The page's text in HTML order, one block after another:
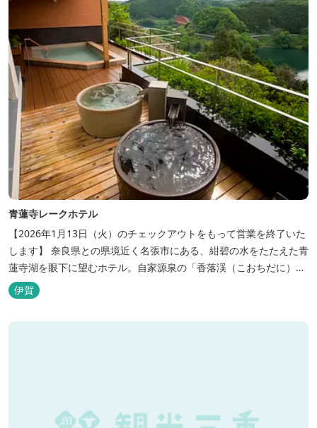
青蓮寺レークホテル
【2026年1月13日（火）のチェックアウトをもって営業を終了いた
します】 奈良県との県境近く名張市にある、紺碧の水をたたえた青
蓮寺湖を眼下に望むホテル。自家源泉の「香落渓（こおちだに）温
泉」は天然アルカリ泉。露天風呂から眺める湖は、遮るものがな
く、絶景と評判です。
伊賀